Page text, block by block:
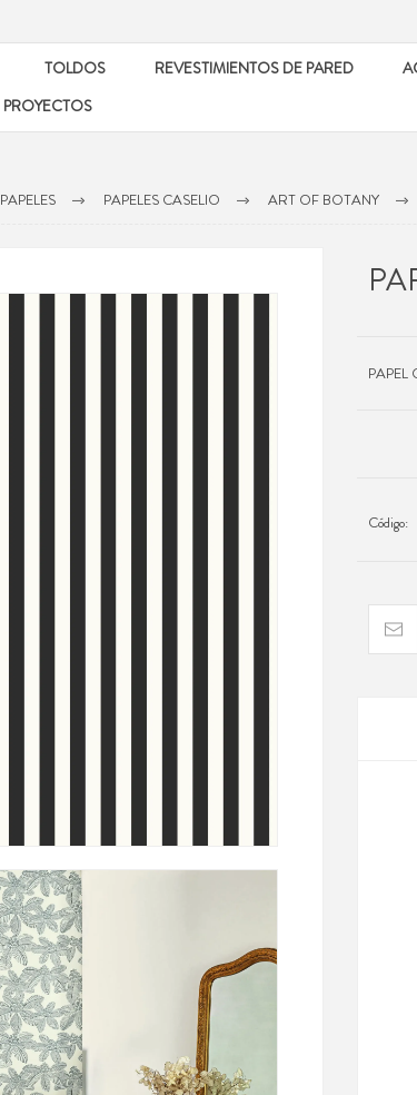
TOLDOS REVESTIMIENTOS DE PARED
PROYECTOS
PAPELES PAPELES CASELIO ART OF BOTANY
PAPEL
Código: